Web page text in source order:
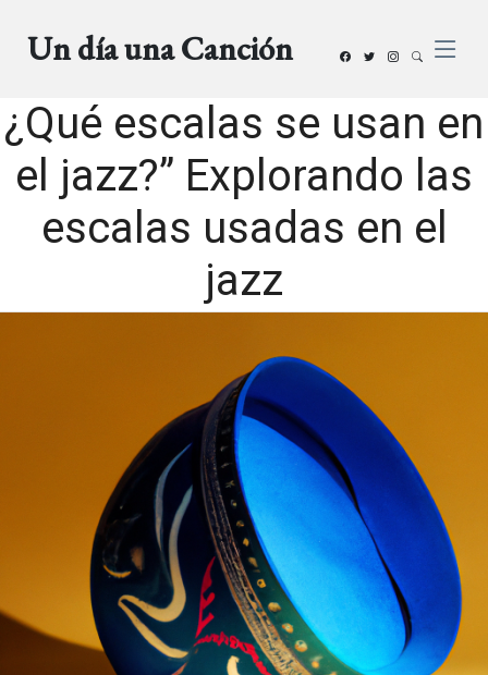
Un día una Canción
¿Qué escalas se usan en
el jazz?” Explorando las
escalas usadas en el
jazz